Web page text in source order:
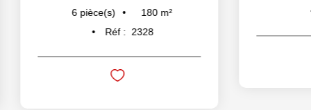
pièce(s) 180m²
Réf : 2328